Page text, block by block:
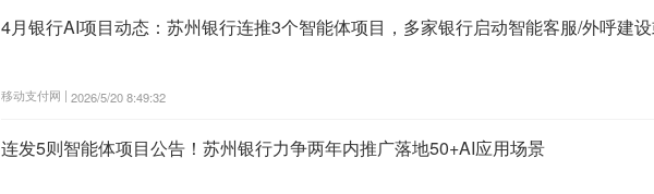
4月银行AI项目动态：苏州银行连推3个智能体项目，多家银行启动智能客服/外呼建
移动支付网 | 2026/5/20 8:49:32
连发5则智能体项目公告！苏州银行力争两年内推广落地50+AI应用场景